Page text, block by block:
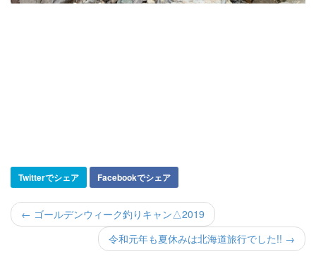
Twitterでシェア Facebookでシェア
← ゴールデンウィーク釣りキャン△2019
令和元年も夏休みは北海道旅行でした!! →